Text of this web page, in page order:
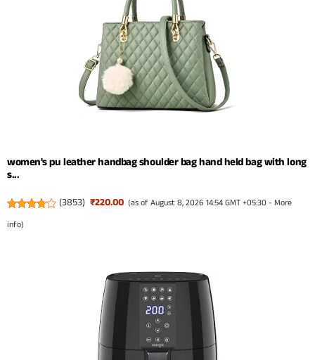
women's pu leather handbag shoulder bag hand held bag with long
s...
(3853) ₹220.00 (as of August 8, 2026 14:54 GMT +05:30 -More
info)